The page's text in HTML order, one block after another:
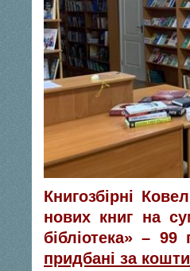
Книгозбірні
нових книг на
бібліотека» –
придбані за